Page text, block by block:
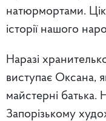
натюрмортами.
історії нашого
Наразі
виступає Оксана,
майстерні
Запорізькому